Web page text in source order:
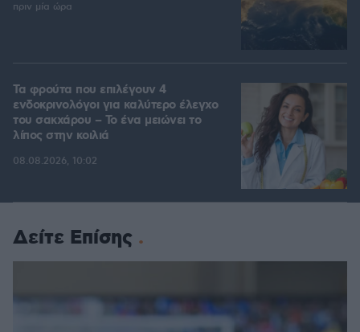
πριν μία ώρα
Τα φρούτα που επιλέγουν 4
ενδοκρινολόγοι για καλύτερο έλεγχο
του σακχάρου – Το ένα μειώνει το
λίπος στην κοιλιά
08.08.2026, 10:02
Δείτε Επίσης